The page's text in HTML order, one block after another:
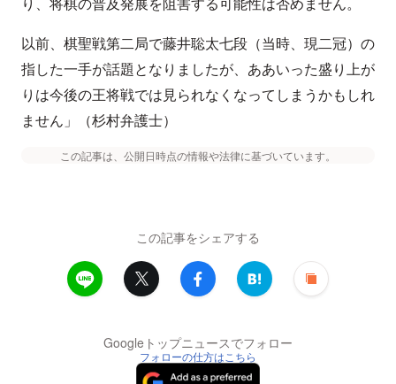
以前、棋聖戦第二局で藤井聡太七段（当時、現二冠）の
指した一手が話題となりましたが、ああいった盛り上が
りは今後の王将戦では見られなくなってしまうかもしれ
ません」（杉村弁護士）
この記事は、公開日時点の情報や法律に基づいています。
この記事をシェアする
Googleトップニュースでフォロー
フォローの仕方はこちら